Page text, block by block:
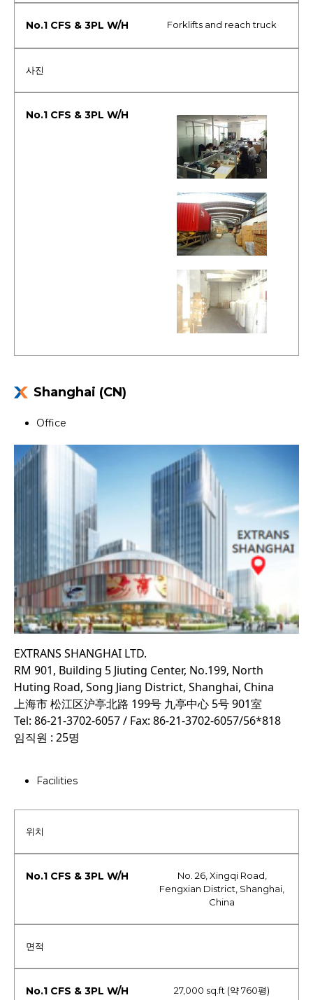
Forklifts and reach truck
사진
Shanghai (CN)
Office
EXTRANS SHANGHAI LTD.
RM 901, Building 5 Jiuting Center, No.199, North
Huting Road, Song Jiang District, Shanghai, China
上海市 松江区沪亭北路 199号 九亭中心 5号 901室
Tel: 86-21-3702-6057 / Fax: 86-21-3702-6057/56*818
임직원 : 25명
Facilities
위치
No. 26, Xingqi Road,
Fengxian District, Shanghai,
China
면적
27,000 sq.ft (약 760평)